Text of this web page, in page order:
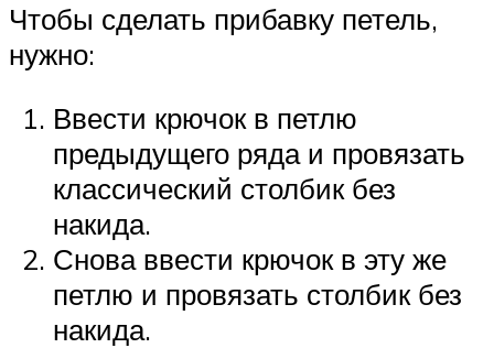
Чтобы сделать прибавку петель,
нужно:
Ввести крючок в петлю
предыдущего ряда и провязать
классический столбик без
накида.
Снова ввести крючок в эту же
петлю и провязать столбик без
накида.